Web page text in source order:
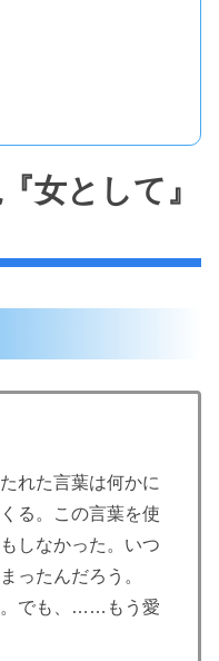
女として』
れた言葉は何かに
る。この言葉を使
しなかった。いつ
ったんだろう。
でも、……もう愛